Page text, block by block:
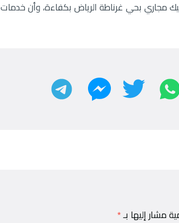
مجاري بحي غرناطة الرياض بكفاءة، وأن خدمات
واتساب تويتر ماسنجر
مشار إليها بـ *